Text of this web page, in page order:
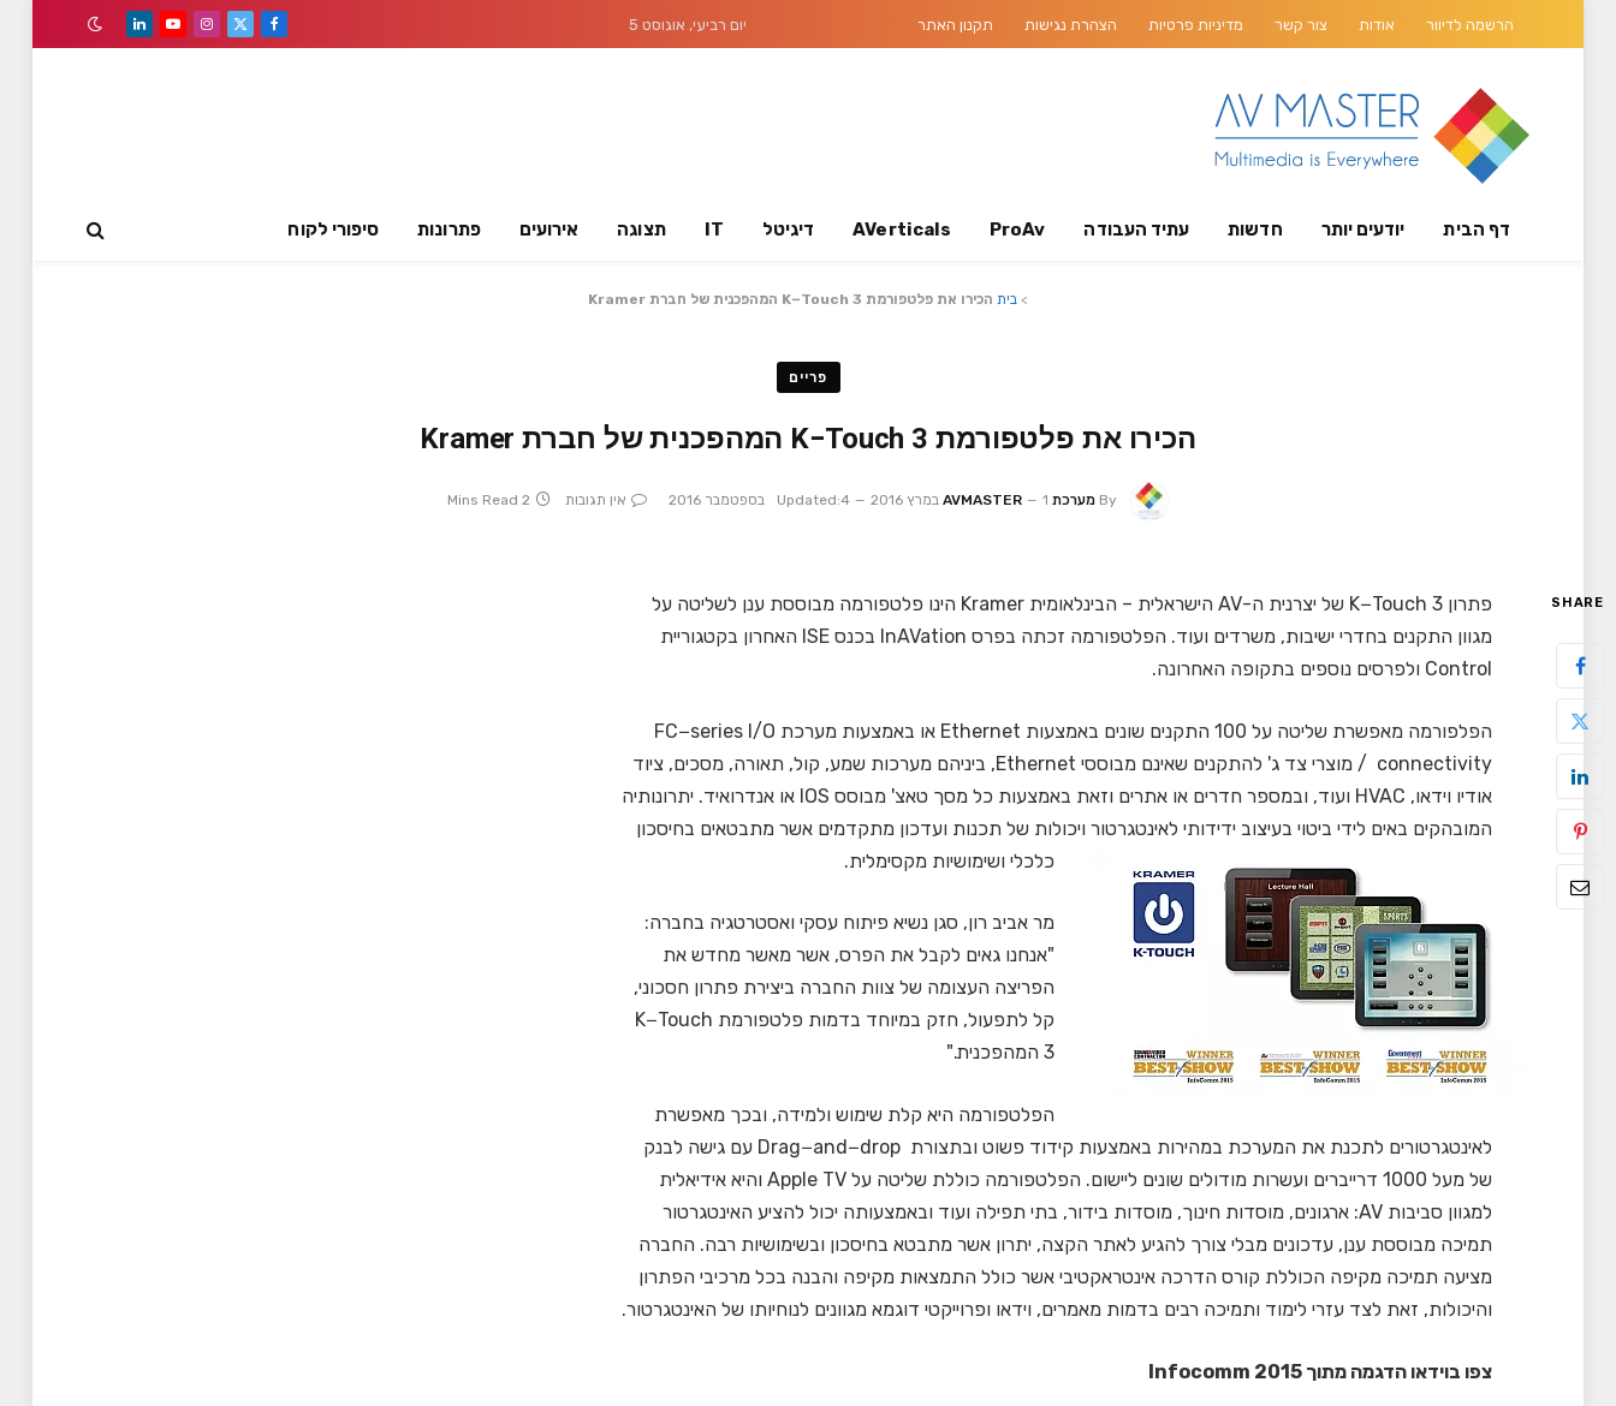
הרשמה לדיוור אודות צור קשר מדיניות פרטיות הצהרת נגישות תקנון האתר יום רביעי, אוגוסט 5
Facebook
X
Instagram
YouTube
LinkedIn
דף הבית יודעים יותר חדשות עתיד העבודה ProAv
AVerticals דיגיטל IT תצוגה אירועים פתרונות סיפורי לקוח
> בית הכירו את פלטפורמת K−Touch 3 המהפכנית של חברת Kramer
פריים
הכירו את פלטפורמת K−Touch 3 המהפכנית של חברת Kramer
By מערכת AVMASTER 1 במרץ 2016 Updated:4 בספטמבר 2016 אין תגובות 2 Mins Read
SHARE
פתרון K−Touch 3 של יצרנית ה-AV הישראלית – הבינלאומית Kramer הינו פלטפורמה מבוססת ענן לשליטה על
מגוון התקנים בחדרי ישיבות, משרדים ועוד. הפלטפורמה זכתה בפרס InAVation בכנס ISE האחרון בקטגוריית
Control ולפרסים נוספים בתקופה האחרונה.
הפלפורמה מאפשרת שליטה על 100 התקנים שונים באמצעות Ethernet או באמצעות מערכת FC−series I/O
connectivity / מוצרי צד ג' להתקנים שאינם מבוססי Ethernet, ביניהם מערכות שמע, קול, תאורה, מסכים, ציוד
אודיו וידאו, HVAC ועוד, ובמספר חדרים או אתרים וזאת באמצעות כל מסך טאצ' מבוסס IOS או אנדרואיד. יתרונותיה
המובהקים באים לידי ביטוי בעיצוב ידידותי לאינטגרטור ויכולות של תכנות ועדכון מתקדמים אשר מתבטאים בחיסכון
כלכלי ושימושיות מקסימלית.
מר אביב רון, סגן נשיא פיתוח עסקי ואסטרטגיה בחברה:
"אנחנו גאים לקבל את הפרס, אשר מאשר מחדש את
הפריצה העצומה של צוות החברה ביצירת פתרון חסכוני,
קל לתפעול, חזק במיוחד בדמות פלטפורמת K−Touch
3 המהפכנית."
הפלטפורמה היא קלת שימוש ולמידה, ובכך מאפשרת
לאינטגרטורים לתכנת את המערכת במהירות באמצעות קידוד פשוט ובתצורת Drag−and−drop עם גישה לבנק
של מעל 1000 דרייברים ועשרות מודולים שונים ליישום. הפלטפורמה כוללת שליטה על Apple TV והיא אידיאלית
למגוון סביבות AV: ארגונים, מוסדות חינוך, מוסדות בידור, בתי תפילה ועוד ובאמצעותה יכול להציע האינטגרטור
תמיכה מבוססת ענן, עדכונים מבלי צורך להגיע לאתר הקצה, יתרון אשר מתבטא בחיסכון ובשימושיות רבה. החברה
מציעה תמיכה מקיפה הכוללת קורס הדרכה אינטראקטיבי אשר כולל התמצאות מקיפה והבנה בכל מרכיבי הפתרון
והיכולות, זאת לצד עזרי לימוד ותמיכה רבים בדמות מאמרים, וידאו ופרוייקטי דוגמא מגוונים לנוחיותו של האינטגרטור.
צפו בוידאו הדגמה מתוך Infocomm 2015